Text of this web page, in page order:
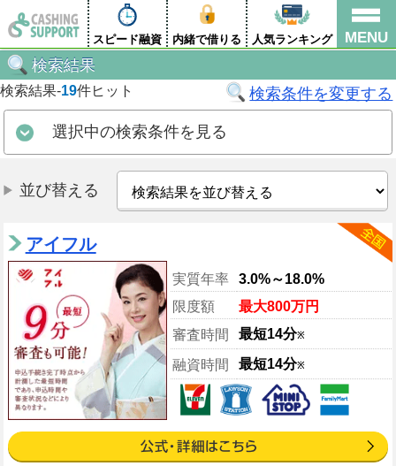
スピード融資 内緒で借りる 人気ランキング
MENU
検索結果
検索結果-19件ヒット 検索条件を変更する
選択中の検索条件を見る
並び替える
アイフル
実質年率
3.0%～18.0%
限度額
最大800万円
審査時間
最短14分※
融資時間 最短14分※